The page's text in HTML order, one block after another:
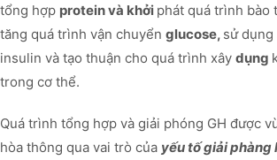
tổng hợp protein và khởi phát quá trình bào
tăng quá trình vận chuyển glucose, sử
insulin và tạo thuận cho quá trình xây dụng
trong cơ thể.
Quá trình tổng hợp và giải phóng GH được
hòa thông qua vai trò của yếu tố giải phàng